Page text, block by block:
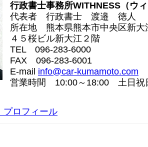
行政書士事務所WITHNESS（ウ
代表者 行政書士 渡邉 徳人
所在地 熊本県熊本市中央区新大
４５桜ビル新大江２階
TEL 096-283-6000
FAX 096-283-6001
E-mail info@car-kumamoto.com
営業時間 10:00～18:00 土日祝
プロフィール